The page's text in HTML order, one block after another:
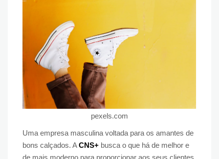
pexels.com
Uma empresa masculina voltada para os amantes de
bons calçados. ACNS+ busca o que há de melhor e
de mais moderno para proporcionar aos seus clientes